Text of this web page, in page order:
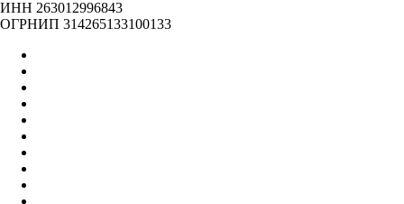
ИНН 263012996843
ОГРНИП 314265133100133